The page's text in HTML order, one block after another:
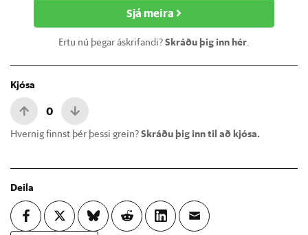
Sjá meira
Ertu nú þegar áskrifandi?Skráðu þig inn hér.
Kjósa
0
Hvernig finnst þér þessi grein?Skráðu þig inn til að kjósa.
Deila